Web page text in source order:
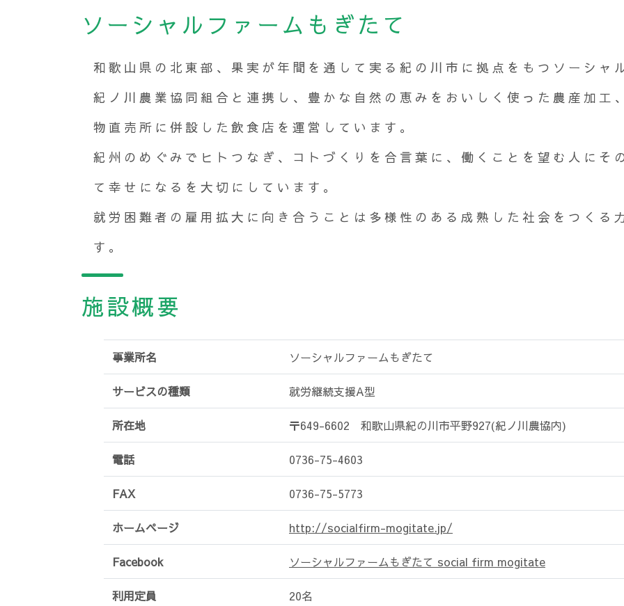
ソーシャルファームもぎたて
和歌山県の北東部、果実が年間を通して実る紀の川市に拠点をもつソーシャ
紀ノ川農業協同組合と連携し、豊かな自然の恵みをおいしく使った農産加工
物直売所に併設した飲食店を運営しています。
紀州のめぐみでヒトつなぎ、コトづくりを合言葉に、働くことを望む人にそ
て幸せになるを大切にしています。
就労困難者の雇用拡大に向き合うことは多様性のある成熟した社会をつくる
す。
施設概要
事業所名 ソーシャルファームもぎたて
サービスの種類 就労継続支援A型
所在地 〒649-6602 和歌山県紀の川市平野927(紀ノ川農協内)
電話 0736-75-4603
FAX 0736-75-5773
ホームページ http://socialfirm-mogitate.jp/
Facebook ソーシャルファームもぎたて social firm mogitate
利用定員 20名